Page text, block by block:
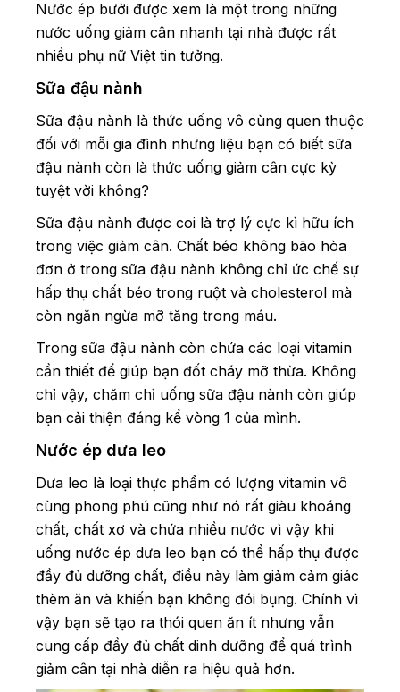
Nước ép bưởi được xem là một trong những
nước uống giảm cân nhanh tại nhà được rất
nhiều phụ nữ Việt tin tưởng.
Sữa đậu nành
Sữa đậu nành là thức uống vô cùng quen thuộc
đối với mỗi gia đình nhưng liệu bạn có biết sữa
đậu nành còn là thức uống giảm cân cực kỳ
tuyệt vời không?
Sữa đậu nành được coi là trợ lý cực kì hữu ích
trong việc giảm cân. Chất béo không bão hòa
đơn ở trong sữa đậu nành không chỉ ức chế sự
hấp thụ chất béo trong ruột và cholesterol mà
còn ngăn ngừa mỡ tăng trong máu.
Trong sữa đậu nành còn chứa các loại vitamin
cần thiết để giúp bạn đốt cháy mỡ thừa. Không
chỉ vậy, chăm chỉ uống sữa đậu nành còn giúp
bạn cải thiện đáng kể vòng 1 của mình.
Nước ép dưa leo
Dưa leo là loại thực phẩm có lượng vitamin vô
cùng phong phú cũng như nó rất giàu khoáng
chất, chất xơ và chứa nhiều nước vì vậy khi
uống nước ép dưa leo bạn có thể hấp thụ được
đầy đủ dưỡng chất, điều này làm giảm cảm giác
thèm ăn và khiến bạn không đói bụng. Chính vì
vậy bạn sẽ tạo ra thói quen ăn ít nhưng vẫn
cung cấp đầy đủ chất dinh dưỡng để quá trình
giảm cân tại nhà diễn ra hiệu quả hơn.